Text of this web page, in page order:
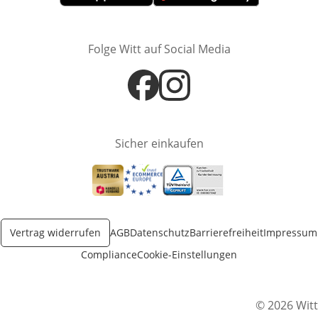
Öffnet in neuem FensterÖffnet in neuem Fenster
Folge Witt auf Social Media
Öffnet in neuem Fenster
Öffnet in neuem Fenster
Sicher einkaufen
Öffnet in neuem Fenster
Öffnet in neuem Fenster
Öffnet in neuem Fenster
Vertrag widerrufen AGBDatenschutzBarrierefreiheitImpressum
ComplianceCookie-Einstellungen
© 2026 Witt